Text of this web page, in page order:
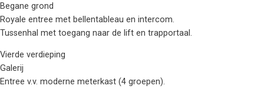
Begane grond
Royale entree met bellentableau en intercom.
Tussenhal met toegang naar de lift en trapportaal.
Vierde verdieping
Galerij
Entree v.v. moderne meterkast (4 groepen).